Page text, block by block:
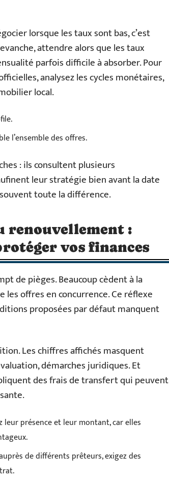
lorsque les taux sont bas, c’est
attendre alors que les taux
parfois difficile à absorber. Pour
analysez les cycles monétaires,
local.
l’ensemble des offres.
: ils consultent plusieurs
leur stratégie bien avant la date
toute la différence.
renouvellement :
vos finances
de pièges. Beaucoup cèdent à la
offres en concurrence. Ce réflexe
proposées par défaut manquent
Les chiffres affichés masquent
démarches juridiques. Et
des frais de transfert qui peuvent
leur présence et leur montant, car elles
de différents prêteurs, exigez des